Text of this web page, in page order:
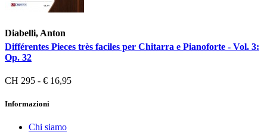
Diabelli, Anton
Différentes Pieces très faciles per Chitarra e Pianoforte - Vol. 3:
Op. 32
CH 295 - € 16,95
Informazioni
Chi siamo